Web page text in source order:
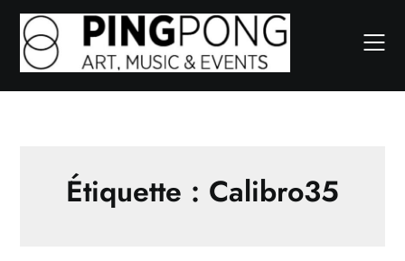
Skip
content
Étiquette : Calibro35